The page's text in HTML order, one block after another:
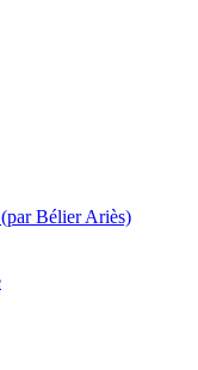
Bélier Ariès)